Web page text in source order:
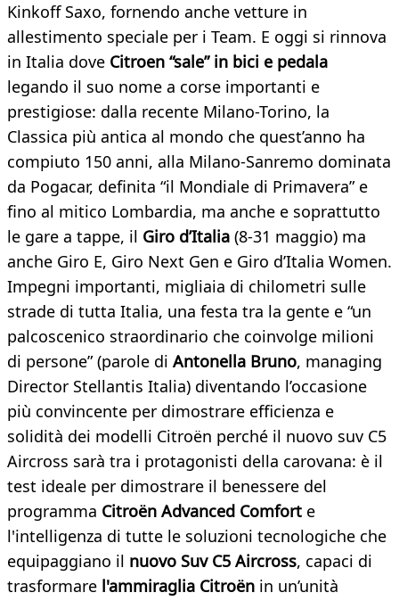
Kinkoff Saxo, fornendo anche vetture in
allestimento speciale per i Team. E oggi si rinnova
in Italia dove Citroen “sale” in bici e pedala
legando il suo nome a corse importanti e
prestigiose: dalla recente Milano-Torino, la
Classica più antica al mondo che quest’anno ha
compiuto 150 anni, alla Milano-Sanremo dominata
da Pogacar, definita “il Mondiale di Primavera” e
fino al mitico Lombardia, ma anche e soprattutto
le gare a tappe, il Giro d’Italia (8-31 maggio) ma
anche Giro E, Giro Next Gen e Giro d’Italia Women.
Impegni importanti, migliaia di chilometri sulle
strade di tutta Italia, una festa tra la gente e “un
palcoscenico straordinario che coinvolge milioni
di persone” (parole di Antonella Bruno, managing
Director Stellantis Italia) diventando l’occasione
più convincente per dimostrare efficienza e
solidità dei modelli Citroën perché il nuovo suv C5
Aircross sarà tra i protagonisti della carovana: è il
test ideale per dimostrare il benessere del
programma Citroën Advanced Comfort e
l'intelligenza di tutte le soluzioni tecnologiche che
equipaggiano il nuovo Suv C5 Aircross, capaci di
trasformare l'ammiraglia Citroën in un’unità